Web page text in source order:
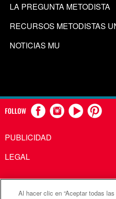
LA PREGUNTA METODISTA
RECURSOS METODISTAS
NOTICIAS MU
FOLLOW
PUBLICIDAD
LEGAL
Al hacer clic en “Aceptar todas